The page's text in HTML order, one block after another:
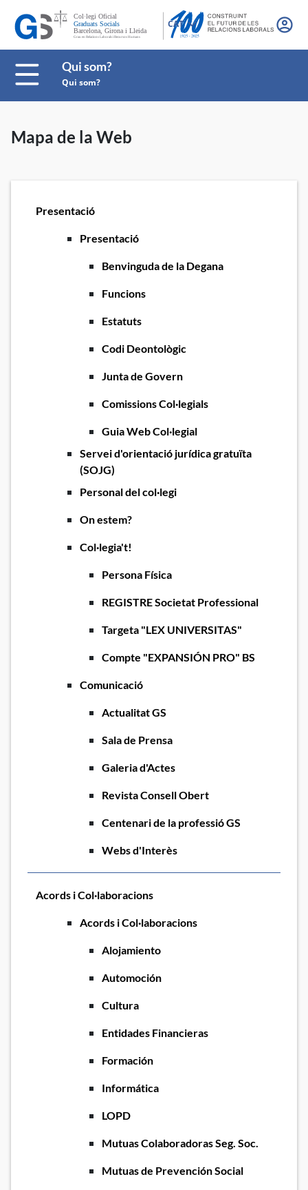
CAT
Qui som?
Qui som?
Mapa de la Web
Presentació
Presentació
Benvinguda de la Degana
Funcions
Estatuts
Codi Deontològic
Junta de Govern
Comissions Col·legials
Guia Web Col·legial
Servei d'orientació jurídica gratuïta
(SOJG)
Personal del col·legi
On estem?
Col·legia't!
Persona Física
REGISTRE Societat Professional
Targeta "LEX UNIVERSITAS"
Compte "EXPANSIÓN PRO" BS
Comunicació
Actualitat GS
Sala de Prensa
Galeria d'Actes
Revista Consell Obert
Centenari de la professió GS
Webs d'Interès
Acords i Col·laboracions
Acords i Col·laboracions
Alojamiento
Automoción
Cultura
Entidades Financieras
Formación
Informática
LOPD
Mutuas Colaboradoras Seg. Soc.
Mutuas de Prevención Social